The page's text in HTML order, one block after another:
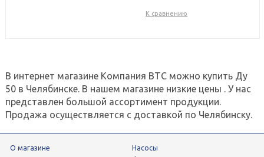
К сравнению
В интернет магазине Компания ВТС можно купить Ду
50 в Челябинске. В нашем магазине низкие цены . У нас
представлен большой ассортимент продукции.
Продажа осуществляется с доставкой по Челябинску.
О магазине
Насосы